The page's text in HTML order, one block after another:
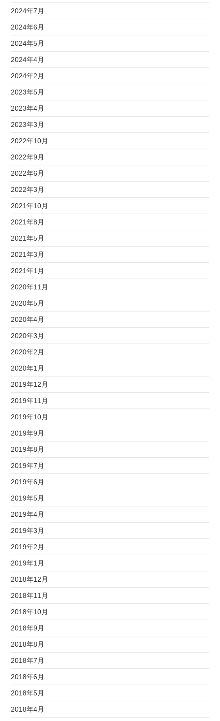
2024年7月
2024年6月
2024年5月
2024年4月
2024年2月
2023年5月
2023年4月
2023年3月
2022年10月
2022年9月
2022年6月
2022年3月
2021年10月
2021年8月
2021年5月
2021年3月
2021年1月
2020年11月
2020年5月
2020年4月
2020年3月
2020年2月
2020年1月
2019年12月
2019年11月
2019年10月
2019年9月
2019年8月
2019年7月
2019年6月
2019年5月
2019年4月
2019年3月
2019年2月
2019年1月
2018年12月
2018年11月
2018年10月
2018年9月
2018年8月
2018年7月
2018年6月
2018年5月
2018年4月